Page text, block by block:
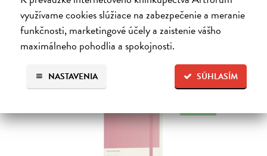
využívame cookies slúžiace na zabezpečenie a meranie
funkčnosti, marketingové účely a zaistenie vášho
maximálneho pohodlia a spokojnosti.
SÚHLASÍM
NASTAVENIA
Na sklade ?
21,95 €